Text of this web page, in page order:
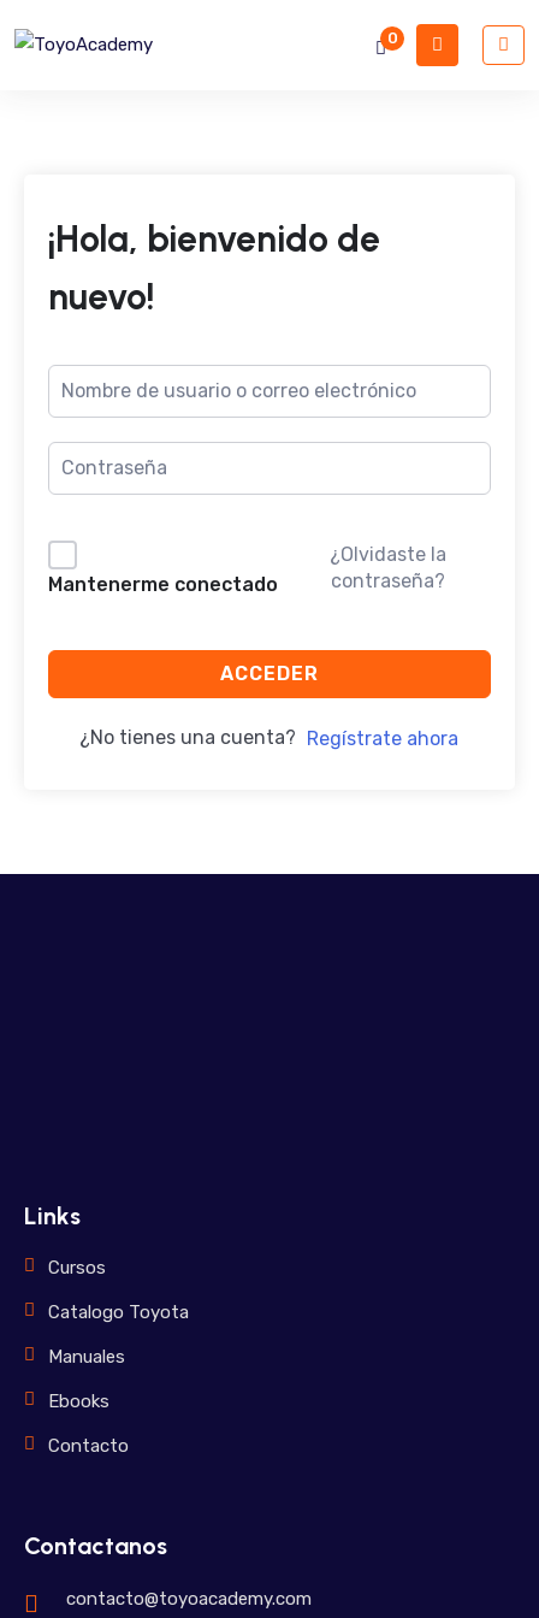
0
¡Hola, bienvenido de
nuevo!
Mantenerme conectado
¿Olvidaste la
contraseña?
ACCEDER
¿No tienes una cuenta? Regístrate ahora
Links
Cursos
Catalogo Toyota
Manuales
Ebooks
Contacto
Contactanos
contacto@toyoacademy.com